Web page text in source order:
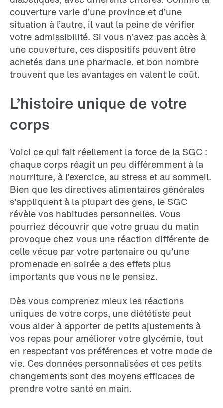
couverture varie d’une province et d’une
situation à l’autre, il vaut la peine de vérifier
votre admissibilité. Si vous n’avez pas accès à
une couverture, ces dispositifs peuvent être
achetés dans une pharmacie. et bon nombre
trouvent que les avantages en valent le coût.
L’histoire unique de votre
corps
Voici ce qui fait réellement la force de la SGC :
chaque corps réagit un peu différemment à la
nourriture, à l’exercice, au stress et au sommeil.
Bien que les directives alimentaires générales
s’appliquent à la plupart des gens, le SGC
révèle vos habitudes personnelles. Vous
pourriez découvrir que votre gruau du matin
provoque chez vous une réaction différente de
celle vécue par votre partenaire ou qu’une
promenade en soirée a des effets plus
importants que vous ne le pensiez.
Dès vous comprenez mieux les réactions
uniques de votre corps, une diététiste peut
vous aider à apporter de petits ajustements à
vos repas pour améliorer votre glycémie, tout
en respectant vos préférences et votre mode de
vie. Ces données personnalisées et ces petits
changements sont des moyens efficaces de
prendre votre santé en main.